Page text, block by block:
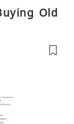
Old